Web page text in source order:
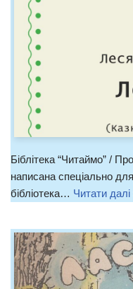
Біблітека “Читаймо” /
написана спеціально
бібліотека… Читати далі